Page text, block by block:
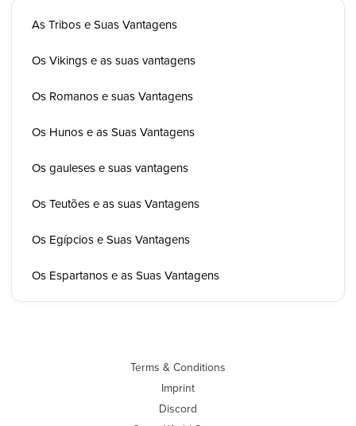
As Tribos e Suas Vantagens
Os Vikings e as suas vantagens
Os Romanos e suas Vantagens
Os Hunos e as Suas Vantagens
Os gauleses e suas vantagens
Os Teutões e as suas Vantagens
Os Egípcios e Suas Vantagens
Os Espartanos e as Suas Vantagens
Terms & Conditions
Imprint
Discord